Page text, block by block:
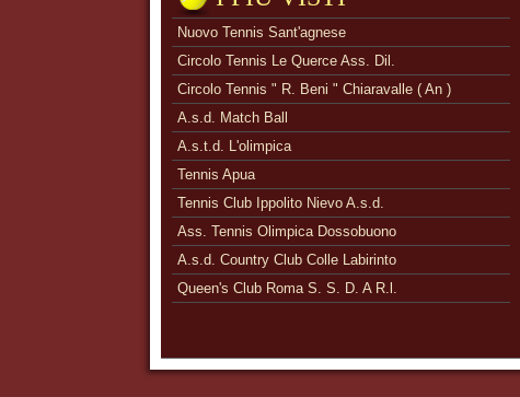
Nuovo Tennis Sant'agnese
Circolo Tennis Le Querce Ass. Dil.
Circolo Tennis " R. Beni " Chiaravalle ( An )
A.s.d. Match Ball
A.s.t.d. L'olimpica
Tennis Apua
Tennis Club Ippolito Nievo A.s.d.
Ass. Tennis Olimpica Dossobuono
A.s.d. Country Club Colle Labirinto
Queen's Club Roma S. S. D. A R.l.